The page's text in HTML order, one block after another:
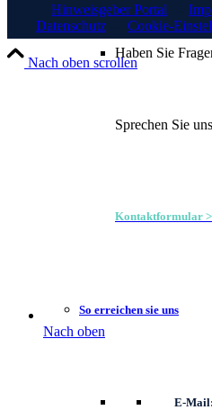
Haben Sie
Sprechen Sie
Kontaktformular >
So erreichen sie uns
E-Mail:
Hinweisgeber Portal
Datenschutz
Cookie-
Nach oben scrollen
Nach oben